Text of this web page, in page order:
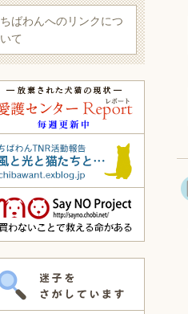
ちばわんへのリンクにつ
いて